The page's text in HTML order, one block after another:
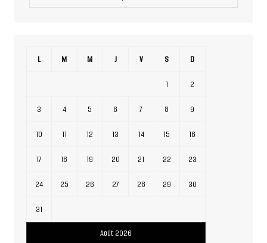
Août 2026
L M M J V S D
1 2
3 4 5 6 7 8 9
10 11 12 13 14 15 16
17 18 19 20 21 22 23
24 25 26 27 28 29 30
31